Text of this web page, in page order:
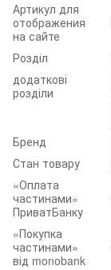
Артикул для
отображения
на сайте
Розділ
додаткові
розділи
Бренд
Стан товару
«Оплата
частинами»
ПриватБанку
«Покупка
частинами»
від monobank